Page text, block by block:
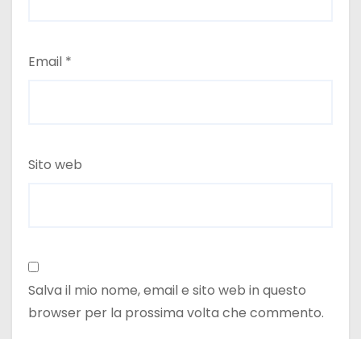
Email *
Sito web
Salva il mio nome, email e sito web in questo
browser per la prossima volta che commento.